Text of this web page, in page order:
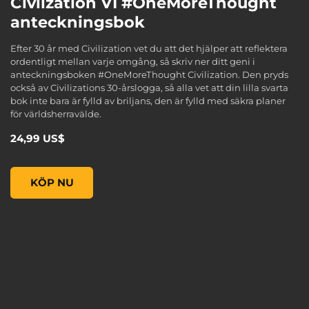
anteckningsbok
Efter 30 år med Civilization vet du att det hjälper att reflektera
ordentligt mellan varje omgång, så skriv ner ditt geni i
anteckningsboken #OneMoreThought Civilization. Den pryds
också av Civilizations 30-årslogga, så alla vet att din lilla svarta
bok inte bara är fylld av briljans, den är fylld med säkra planer
för världsherravälde.
24,99 US$
KÖP NU
Civlization VI #OneMoreThought anteckningsbok, , 24,99